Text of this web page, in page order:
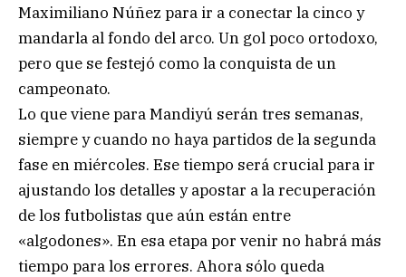
Maximiliano Núñez para ir a conectar la cinco y
mandarla al fondo del arco. Un gol poco ortodoxo,
pero que se festejó como la conquista de un
campeonato.
Lo que viene para Mandiyú serán tres semanas,
siempre y cuando no haya partidos de la segunda
fase en miércoles. Ese tiempo será crucial para ir
ajustando los detalles y apostar a la recuperación
de los futbolistas que aún están entre
«algodones». En esa etapa por venir no habrá más
tiempo para los errores. Ahora sólo queda